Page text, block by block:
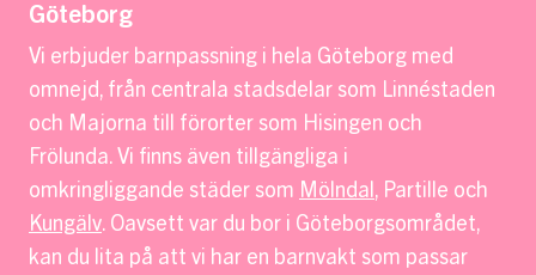
Göteborg
Vi erbjuder barnpassning i hela Göteborg med
omnejd, från centrala stadsdelar som Linnéstaden
och Majorna till förorter som Hisingen och
Frölunda. Vi finns även tillgängliga i
omkringliggande städer som Mölndal , Partille och
Kungälv. Oavsett var du bor i Göteborgsområdet,
kan du lita på att vi har en barnvakt som passar